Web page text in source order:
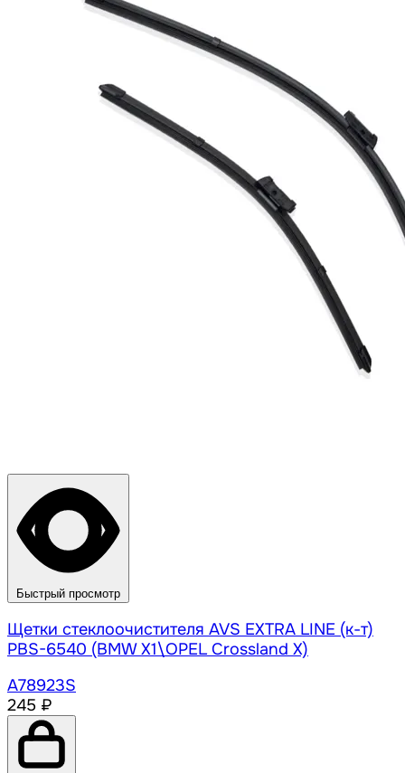
Быстрый просмотр
Щетки стеклоочистителя AVS EXTRA LINE (к-т)
PBS-6540 (BMW X1\OPEL Crossland X)
A78923S
245 ₽